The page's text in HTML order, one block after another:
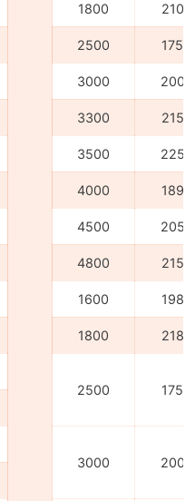
1800 2100
2500 1755
3000 2005
3300 2155
3500 2255
4000 1895
4500 2055
4800 2155
1600 1980
1800 2180
2500
1750
3000
2000